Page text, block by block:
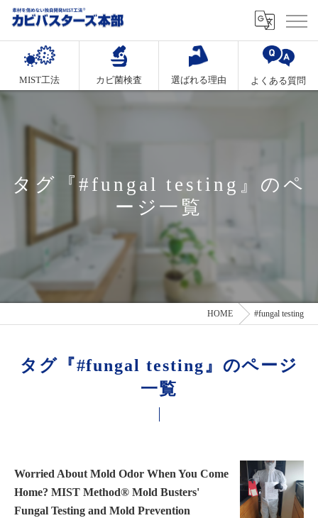
MIST工法 カビ菌検査 選ばれる理由 よくある質問
タグ『#fungal testing』のペ
ージ一覧
HOME #fungal testing
タグ『#fungal testing』のページ
一覧
Worried About Mold Odor When You Come
Home? MIST Method® Mold Busters'
Fungal Testing and Mold Prevention